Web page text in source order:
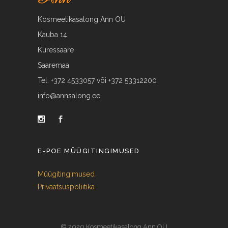
Kosmeetikasalong Ann OÜ
Kauba 14
Kuressaare
Saaremaa
Tel. +372 4533057 või +372 53312200
info@annsalong.ee
E-POE MÜÜGITINGIMUSED
Müügitingimused
Privaatsuspoliitika